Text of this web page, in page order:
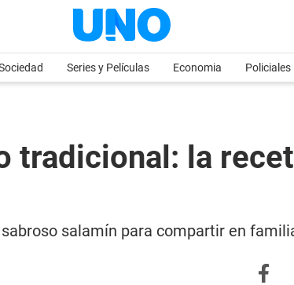
Series y Películas Economia Policiales
tradicional: la
salamín para compartir en